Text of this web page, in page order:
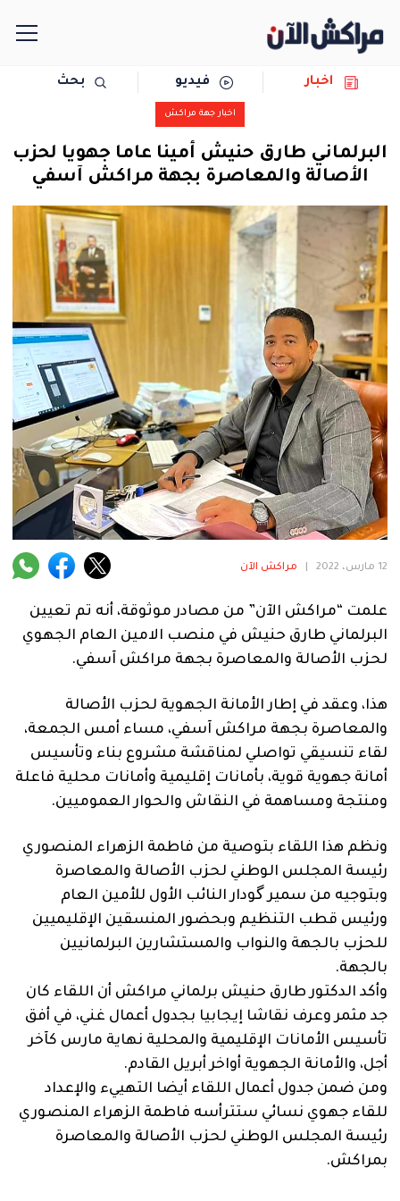
سياسة
رياضة
حوادث
دولية
المرأة
فنية
منوعة
آراء
اخبار فيديو بحث
اخبار جهة مراكش
البرلماني طارق حنيش أمينا عاما جهويا لحزب
الأصالة والمعاصرة بجهة مراكش آسفي
12 مارس، 2022 مراكش الآن
علمت “مراكش الآن” من مصادر موثوقة، أنه تم تعيين
البرلماني طارق حنيش في منصب الامين العام الجهوي
لحزب الأصالة والمعاصرة بجهة مراكش آسفي.
هذا، وعقد في إطار الأمانة الجهوية لحزب الأصالة
والمعاصرة بجهة مراكش آسفي، مساء أمس الجمعة،
لقاء تنسيقي تواصلي لمناقشة مشروع بناء وتأسيس
أمانة جهوية قوية، بأمانات إقليمية وأمانات محلية فاعلة
ومنتجة ومساهمة في النقاش والحوار العموميين.
ونظم هذا اللقاء بتوصية من فاطمة الزهراء المنصوري
رئيسة المجلس الوطني لحزب الأصالة والمعاصرة
وبتوجيه من سمير گودار النائب الأول للأمين العام
ورئيس قطب التنظيم وبحضور المنسقين الإقليميين
للحزب بالجهة والنواب والمستشارين البرلمانيين
بالجهة.
وأكد الدكتور طارق حنيش برلماني مراكش أن اللقاء كان
جد مثمر وعرف نقاشا إيجابيا بجدول أعمال غني، في أفق
تأسيس الأمانات الإقليمية والمحلية نهاية مارس كآخر
أجل، والأمانة الجهوية أواخر أبريل القادم.
ومن ضمن جدول أعمال اللقاء أيضا التهييء والإعداد
للقاء جهوي نسائي ستترأسه فاطمة الزهراء المنصوري
رئيسة المجلس الوطني لحزب الأصالة والمعاصرة
بمراكش.